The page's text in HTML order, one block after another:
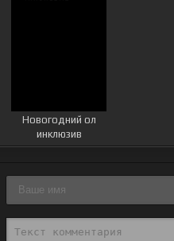
Новогодний ол
инклюзив